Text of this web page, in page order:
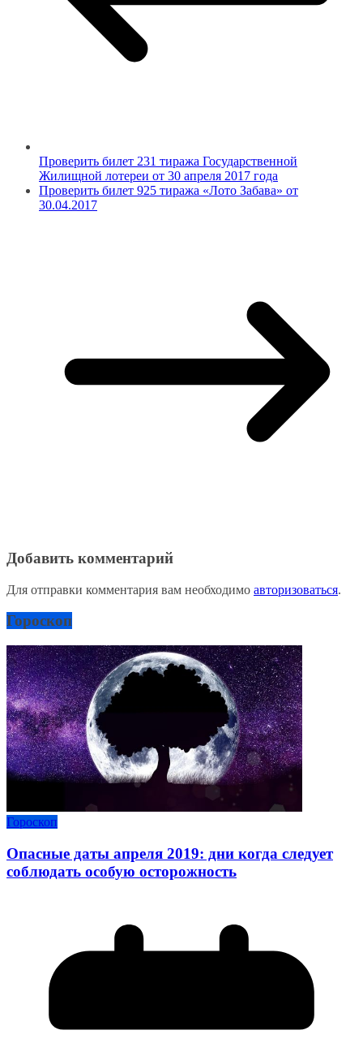
Проверить билет 231 тиража Государственной
Жилищной лотереи от 30 апреля 2017 года
Проверить билет 925 тиража «Лото Забава» от
30.04.2017
Добавить комментарий
Для отправки комментария вам необходимо авторизоваться.
Гороскоп
Гороскоп
Опасные даты апреля 2019: дни когда следует
соблюдать особую осторожность